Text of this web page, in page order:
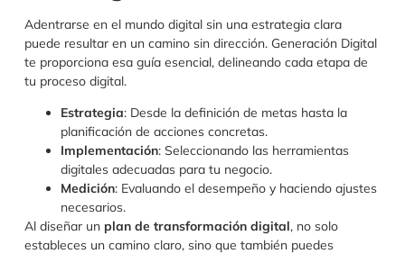
Adentrarse en el mundo digital sin una estrategia clara
puede resultar en un camino sin dirección. Generación Digital
te proporciona esa guía esencial, delineando cada etapa de
tu proceso digital.
Estrategia: Desde la definición de metas hasta la
planificación de acciones concretas.
Implementación: Seleccionando las herramientas
digitales adecuadas para tu negocio.
Medición: Evaluando el desempeño y haciendo ajustes
necesarios.
Al diseñar un plan de transformación digital, no solo
estableces un camino claro, sino que también puedes